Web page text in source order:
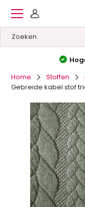
Home
Stoffen
Gebreide kabel stof